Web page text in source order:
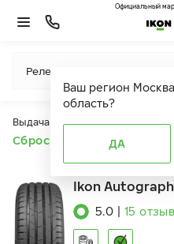
Ваш регион
область?
ДА
Официальный
Релевантность
Выдача продуктов ограничена
Сбросить все фильтры
Ikon
5.0 15